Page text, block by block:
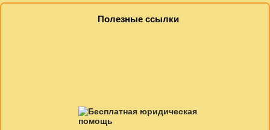
Полезные ссылки